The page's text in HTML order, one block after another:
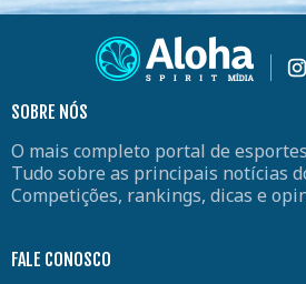
SOBRE NÓS
O mais completo portal de
Tudo sobre as principais notícias
Competições, rankings, dicas e
FALE CONOSCO